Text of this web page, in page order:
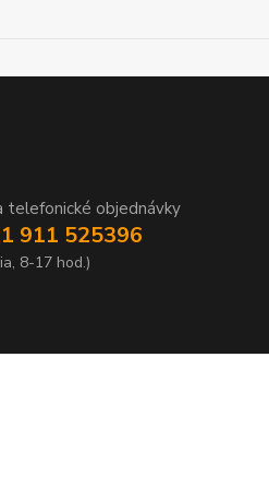
telefonické objednávky
911 525396
8-17 hod.)